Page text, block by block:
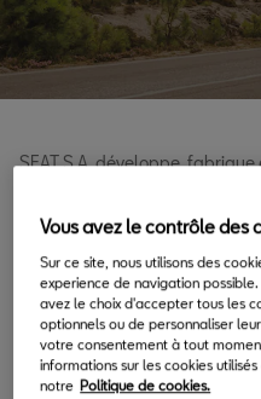
SEAT S.A. développe,
s’engage à améliorer
leur conformité
de production, de vente et de
également à rationaliser
en énergie afin de respecter
Vous avez le contrôle des
Sur ce site, nous utilisons des
experience de navigation
avez le choix d'accepter tous les
optionnels ou de personnaliser
votre consentement à tout
informations sur les cookies
notre Politique de cookies.